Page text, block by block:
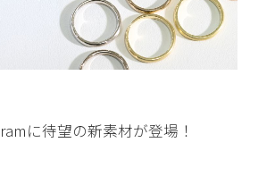
に待望の新素材が登場！